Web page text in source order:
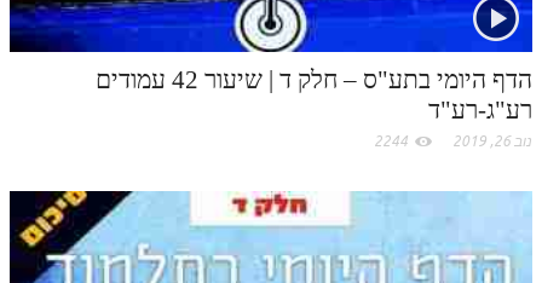
הדף היומי בתע"ס – חלק ד | שיעור 42 עמודים
רע"ג-רע"ד
נוב 26, 2019 2244